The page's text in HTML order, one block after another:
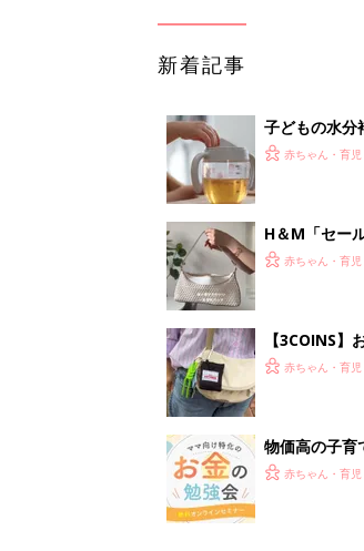
新着記事
子どもの水分
く3つのコツ
赤ちゃん・育児
H＆М「セー
赤ちゃん・育児
【3COINS
ート」
赤ちゃん・育児
物価高の子育
赤ちゃん・育児